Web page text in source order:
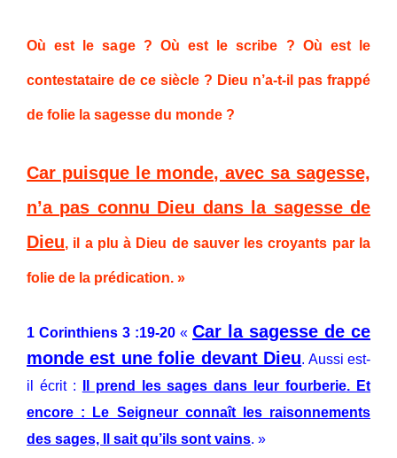
Où est le sage ? Où est le scribe ? Où est le
contestataire de ce siècle ? Dieu n’a-t-il pas frappé
de folie la sagesse du monde ?
Car puisque le monde, avec sa sagesse,
n’a pas connu Dieu dans la sagesse de
Dieu, il a plu à Dieu de sauver les croyants par la
folie de la prédication. »
1 Corinthiens 3 :19-20 « Car la sagesse de ce
monde est une folie devant Dieu. Aussi est-
il écrit :
Il prend les sages dans leur fourberie. Et
encore : Le Seigneur connaît les raisonnements
des sages, Il sait qu’ils sont vains. »